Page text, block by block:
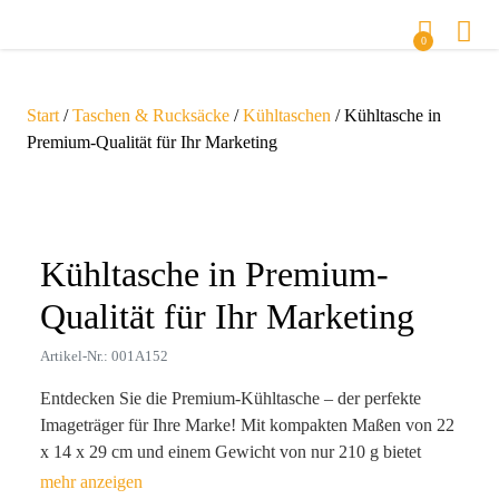
0
Start /Taschen & Rucksäcke /Kühltaschen / Kühltasche in
Premium-Qualität für Ihr Marketing
Kühltasche in Premium-
Qualität für Ihr Marketing
Artikel-Nr.: 001A152
Entdecken Sie die Premium-Kühltasche – der perfekte
Imageträger für Ihre Marke! Mit kompakten Maßen von 22
x 14 x 29 cm und einem Gewicht von nur 210 g bietet
dieses hochwertige Accessoire nicht nur Funktionalität,